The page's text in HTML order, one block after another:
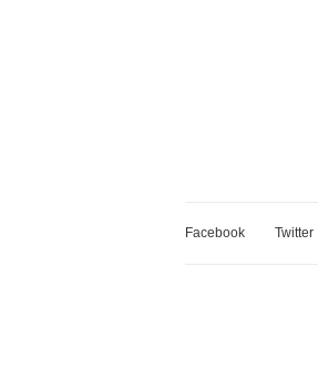
Facebook Twitter